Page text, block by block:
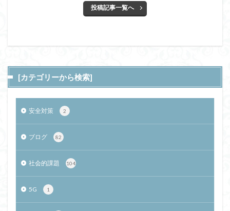
投稿記事一覧へ
[カテゴリーから検索]
安全対策 2
ブログ 82
社会的課題 104
5G 1